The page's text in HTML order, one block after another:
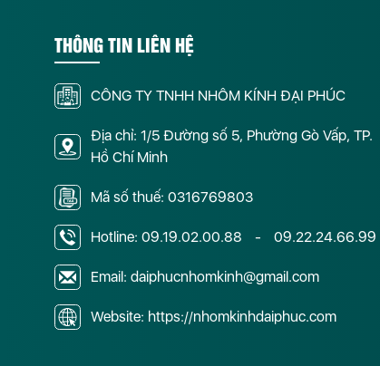
THÔNG TIN LIÊN HỆ
CÔNG TY TNHH NHÔM KÍNH ĐẠI PHÚC
Địa chỉ: 1/5 Đường số 5, Phường Gò Vấp, TP.
Hồ Chí Minh
Mã số thuế: 0316769803
Hotline: 09.19.02.00.88 - 09.22.24.66.99
Email: daiphucnhomkinh@gmail.com
Website: https://nhomkinhdaiphuc.com